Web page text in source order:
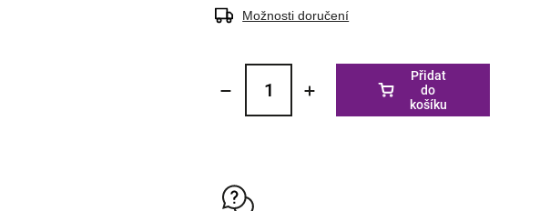
Možnosti doručení
Přidat
do
košíku